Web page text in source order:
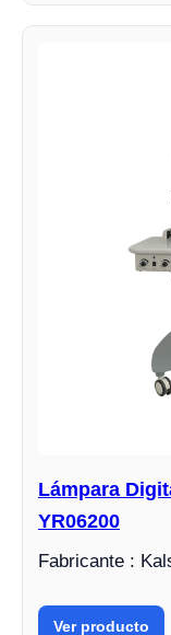
Lámpara
YR06200
Fabricante :
Ver producto